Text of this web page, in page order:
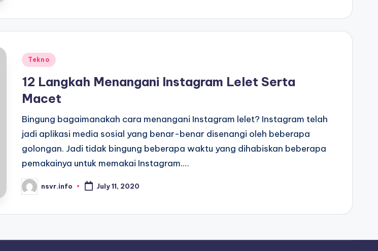
Posted
Tekno
12 Langkah Menangani Instagram Lelet Serta
Macet
Bingung bagaimanakah cara menangani Instagram lelet? Instagram telah
jadi aplikasi media sosial yang benar-benar disenangi oleh beberapa
golongan. Jadi tidak bingung beberapa waktu yang dihabiskan beberapa
pemakainya untuk memakai Instagram.…
Posted
by
nsvr.info July 11, 2020